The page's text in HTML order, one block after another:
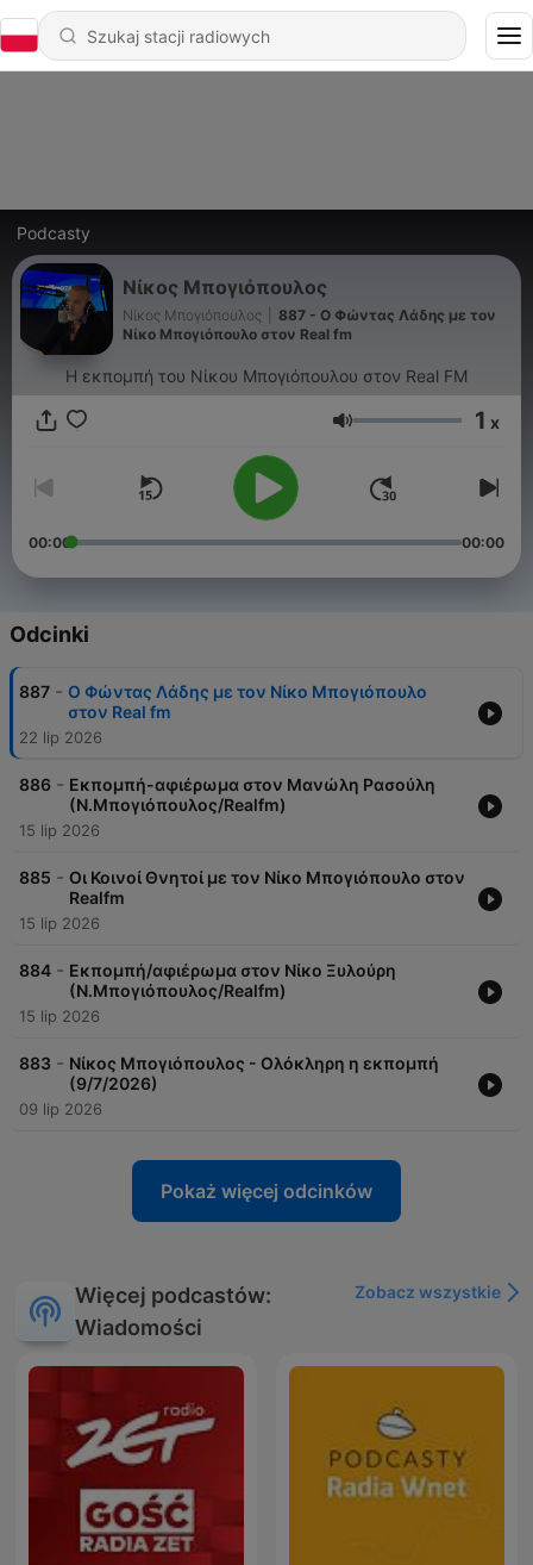
Podcasty
Νίκος Μπογιόπουλος
Νίκος Μπογιόπουλος
887 - Ο Φώντας Λάδης με τον
Νίκο Μπογιόπουλο στον Real fm
Η εκπομπή του Νίκου Μπογιόπουλου στον Real FM
Głośność 1 x
00:00 00:00
Odcinki
887 - Ο Φώντας Λάδης με τον Νίκο Μπογιόπουλο
στον Real fm
22 lip 2026
886 - Εκπομπή-αφιέρωμα στον Μανώλη Ρασούλη
(Ν.Μπογιόπουλος/Realfm)
15 lip 2026
885 - Οι Κοινοί Θνητοί με τον Νίκο Μπογιόπουλο στον
Realfm
15 lip 2026
884 - Εκπομπή/αφιέρωμα στον Νίκο Ξυλούρη
(Ν.Μπογιόπουλος/Realfm)
15 lip 2026
883 - Νίκος Μπογιόπουλος - Ολόκληρη η εκπομπή
(9/7/2026)
09 lip 2026
Pokaż więcej odcinków
Więcej podcastów:
Wiadomości
Zobacz wszystkie